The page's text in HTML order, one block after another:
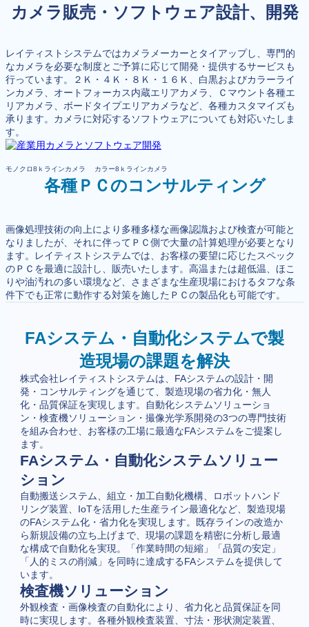
カメラ販売・ソフトウェア設計、開発
レイティストシステムではカメラメーカーとタイアップし、専門的
なカメラを必要な制度とご予算に応じて開発・提供するサービスも
行っています。２Ｋ・４Ｋ・８Ｋ・１６Ｋ、白黒およびカラーライ
ンカメラ、オートフォーカス内蔵エリアカメラ、Ｃマウント各種エ
リアカメラ、ボードタイプエリアカメラなど、各種カスタマイズも
承ります。カメラに対応するソフトウェアについても対応いたしま
す。
モノクロ8ｋラインカメラ カラー8ｋラインカメラ
各種ＰＣのコンサルティング
画像処理技術の向上により多種多様な画像認識および検査が可能と
なりましたが、それに伴ってＰＣ側で大量の計算処理が必要となり
ます。レイティストシステムでは、お客様の要望に応じたスペック
のＰＣを最適に設計し、販売いたします。高温または超低温、ほこ
りや油汚れの多い環境など、さまざまな生産現場におけるタフな条
件下でも正常に動作する対策を施したＰＣの製品化も可能です。
FAシステム・自動化システムで製
造現場の課題を解決
株式会社レイティストシステムは、FAシステムの設計・開
発・コンサルティングを通じて、製造現場の省力化・無人
化・品質保証を実現します。自動化システムソリューショ
ン・検査機ソリューション・撮像光学系開発の3つの専門技術
を組み合わせ、お客様の工場に最適なFAシステムをご提案し
ます。
FAシステム・自動化システムソリュー
ション
自動搬送システム、組立・加工自動化機構、ロボットハンド
リング装置、IoTを活用した生産ライン最適化など、製造現場
のFAシステム化・省力化を実現します。既存ラインの改造か
ら新規設備の立ち上げまで、現場の課題を精密に分析し最適
な構成で自動化を実現。「作業時間の短縮」「品質の安定」
「人的ミスの削減」を同時に達成するFAシステムを提供して
います。
検査機ソリューション
外観検査・画像検査の自動化により、省力化と品質保証を同
時に実現します。各種外観検査装置、寸法・形状測定装置、